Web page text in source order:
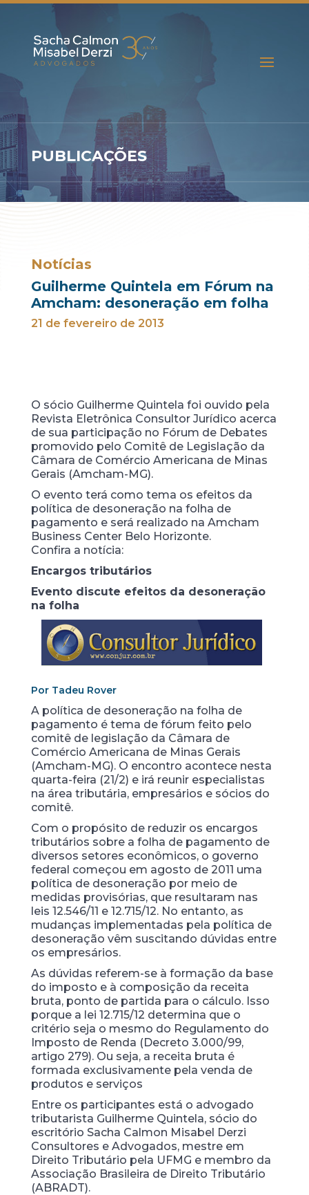
PUBLICAÇÕES
Notícias
Guilherme Quintela em Fórum na
Amcham: desoneração em folha
21 de fevereiro de 2013
O sócio Guilherme Quintela foi ouvido pela
Revista Eletrônica Consultor Jurídico acerca
de sua participação no Fórum de Debates
promovido pelo Comitê de Legislação da
Câmara de Comércio Americana de Minas
Gerais (Amcham-MG).
O evento terá como tema os efeitos da
política de desoneração na folha de
pagamento e será realizado na Amcham
Business Center Belo Horizonte.
Confira a notícia:
Encargos tributários
Evento discute efeitos da desoneração
na folha
Por Tadeu Rover
A política de desoneração na folha de
pagamento é tema de fórum feito pelo
comitê de legislação da Câmara de
Comércio Americana de Minas Gerais
(Amcham-MG). O encontro acontece nesta
quarta-feira (21/2) e irá reunir especialistas
na área tributária, empresários e sócios do
comitê.
Com o propósito de reduzir os encargos
tributários sobre a folha de pagamento de
diversos setores econômicos, o governo
federal começou em agosto de 2011 uma
política de desoneração por meio de
medidas provisórias, que resultaram nas
leis 12.546/11 e 12.715/12. No entanto, as
mudanças implementadas pela política de
desoneração vêm suscitando dúvidas entre
os empresários.
As dúvidas referem-se à formação da base
do imposto e à composição da receita
bruta, ponto de partida para o cálculo. Isso
porque a lei 12.715/12 determina que o
critério seja o mesmo do Regulamento do
Imposto de Renda (Decreto 3.000/99,
artigo 279). Ou seja, a receita bruta é
formada exclusivamente pela venda de
produtos e serviços
Entre os participantes está o advogado
tributarista Guilherme Quintela, sócio do
escritório Sacha Calmon Misabel Derzi
Consultores e Advogados, mestre em
Direito Tributário pela UFMG e membro da
Associação Brasileira de Direito Tributário
(ABRADT).